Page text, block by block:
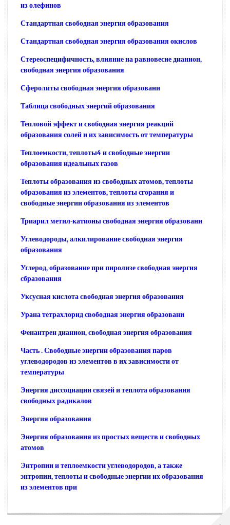
из олефинов
Стандартная свободная энергия образования
Стандартная свободная энергия образования окислов
Стереоспецифичность, влияние на равновесие дианион,
свободная энергия образования
Сферолиты свободная энергия образовани
Таблица свободных энергий образования
Тепловой эффект и свободная энергия реакций
образования солей и их зависимость от температуры
Теплоемкости, теплоты4 и свободные энергии
образования идеальных газов
Теплоты образования из свободных атомов, теплоты
образования из элементов, теплоты сгорания и
свободные энергии образования из элементов
Триарил метил-катионы свободная энергия образовани
Углеводороды, алкилирование свободная энергия
образования
Углерод, образование при пиролизе свободная энергия
сбразования
Уксусная кислота свободная энергия образования
Урана тетрахлорид свободная энергия образовани
Фенантрен дианион, свободная энергия образования
Часть . Свободные энергии образования паров
углеводородов из элементов в их зависимости от
температуры
Энергия диссоциации связей и теплота образования
свободных радикалов
Энергия образования
Энергия образования из простых веществ и свободных
атомов
Энтропии и теплоемкости углеводородов, а также
энтропии, теплоты и свободные энергии их образования
из элементов при